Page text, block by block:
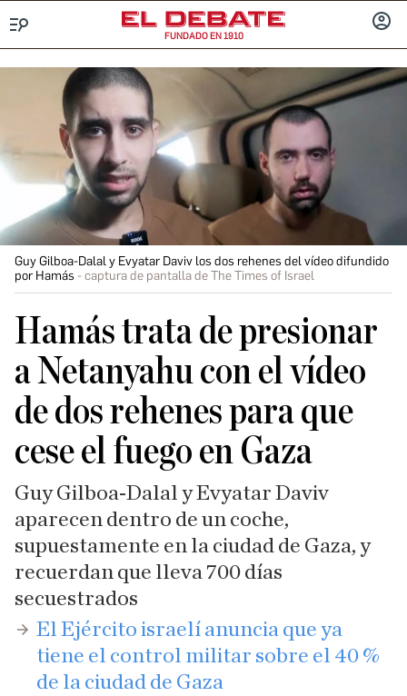
FUNDADO EN 1910
Guy Gilboa-Dalal y Evyatar Daviv los dos rehenes del vídeo difundido
por Hamás
captura de pantalla de The Times of Israel
Hamás trata de presionar
a Netanyahu con el vídeo
de dos rehenes para que
cese el fuego en Gaza
Guy Gilboa-Dalal y Evyatar Daviv
aparecen dentro de un coche,
supuestamente en la ciudad de Gaza, y
recuerdan que lleva 700 días
secuestrados
El Ejército israelí anuncia que ya
tiene el control militar sobre el 40 %
de la ciudad de Gaza